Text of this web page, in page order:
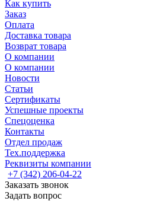
Как купить
Заказ
Оплата
Доставка товара
Возврат товара
О компании
О компании
Новости
Статьи
Сертификаты
Успешные проекты
Спецоценка
Контакты
Отдел продаж
Тех.поддержка
Реквизиты компании
+7 (342) 206-04-22
Заказать звонок
Задать вопрос